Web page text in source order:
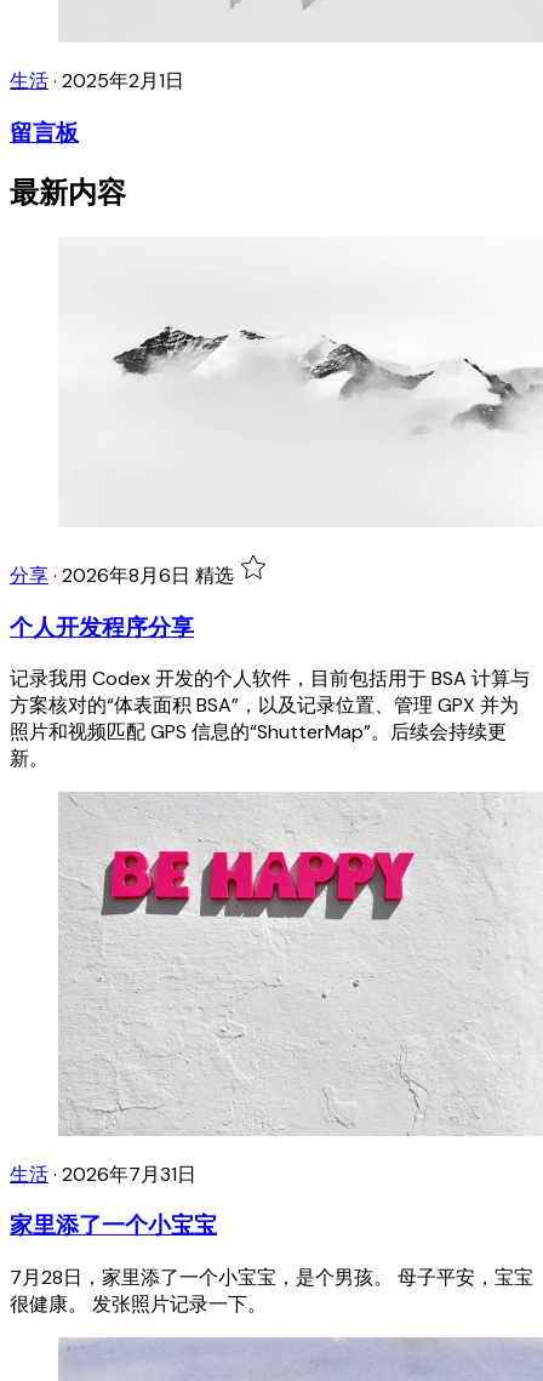
生活· 2025年2月1日
留言板
最新内容
分享· 2026年8月6日 精选
个人开发程序分享
记录我用 Codex 开发的个人软件，目前包括用于 BSA 计算与
方案核对的“体表面积 BSA”，以及记录位置、管理 GPX 并为
照片和视频匹配 GPS 信息的“ShutterMap”。后续会持续更
新。
生活· 2026年7月31日
家里添了一个小宝宝
7月28日，家里添了一个小宝宝，是个男孩。 母子平安，宝宝
很健康。 发张照片记录一下。